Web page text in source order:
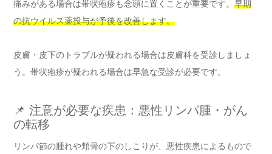
痛みがある場合は帯状疱疹も念頭に置くことが重要です。 早期
の抗ウイルス薬投与が予後を改善します。
皮膚・皮下のトラブルが疑われる場合は皮膚科を受診しましょ
う。帯状疱疹が疑われる場合は早急な受診が必要です。
📌 注意が必要な疾患：悪性リンパ腫・がん
の転移
リンパ節の腫れや頬骨の下のしこりが、悪性疾患によるもので